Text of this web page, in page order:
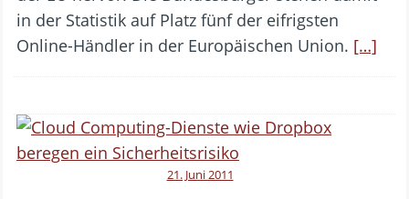
in der Statistik auf Platz fünf der eifrigsten
Online-Händler in der Europäischen Union. […]
21. Juni 2011